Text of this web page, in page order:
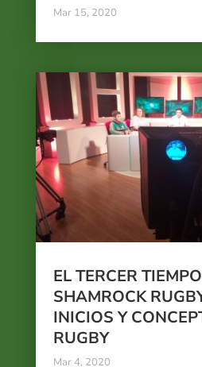
Mar 15, 2020
EL TERCER
SHAMROCK
INICIOS Y
RUGBY
Mar 4, 2020